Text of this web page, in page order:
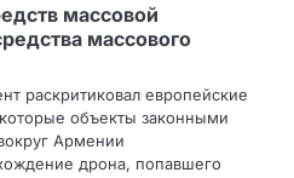
массовой
массового
раскритиковал европейские
объекты законными
Армении
дрона, попавшего